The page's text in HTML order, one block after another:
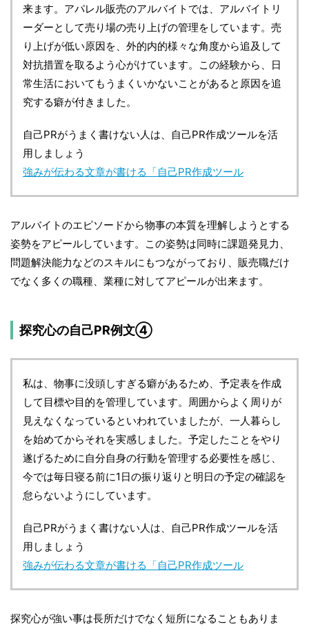
来ます。アパレル販売のアルバイトでは、アルバイトリ
ーダーとして売り場の売り上げの管理をしています。売
り上げが低い原因を、外的内的様々な角度から追及して
対抗措置を取るよう心がけています。この経験から、日
常生活においてもうまくいかないことがあると原因を追
究する癖が付きました。
自己PRがうまく書けない人は、自己PR作成ツールを活
用しましょう
強みが伝わる文章が書ける「自己PR作成ツール
アルバイトのエピソードから物事の本質を理解しようとする
姿勢をアピールしています。この姿勢は同時に課題発見力、
問題解決能力などのスキルにもつながっており、販売職だけ
でなく多くの職種、業種に対してアピールが出来ます。
探究心の自己PR例文④
私は、物事に没頭しすぎる癖があるため、予定表を作成
して目標や目的を管理しています。周囲からよく周りが
見えなくなっているといわれていましたが、一人暮らし
を始めてからそれを実感しました。予定したことをやり
遂げるために自分自身の行動を管理する必要性を感じ、
今では毎日寝る前に1日の振り返りと明日の予定の確認を
怠らないようにしています。
自己PRがうまく書けない人は、自己PR作成ツールを活
用しましょう
強みが伝わる文章が書ける「自己PR作成ツール
探究心が強い事は長所だけでなく短所になることもありま